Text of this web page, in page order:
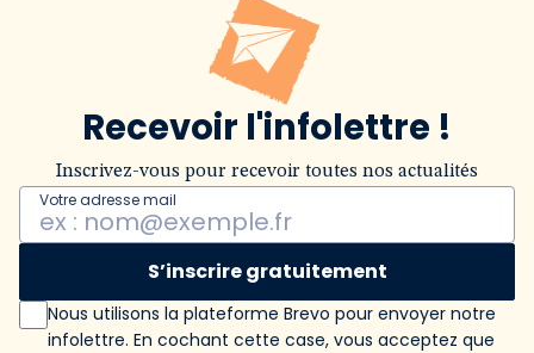
Recevoir l'infolettre !
Inscrivez-vous pour recevoir toutes nos actualités
Votre adresse mail
S’inscrire gratuitement
Nous utilisons la plateforme Brevo pour envoyer notre
infolettre. En cochant cette case, vous acceptez que